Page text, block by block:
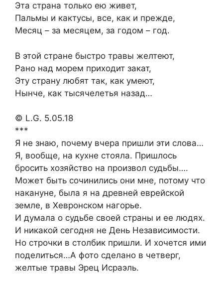
Эта страна только ею живет,
Пальмы и кактусы, все, как и прежде,
Месяц – за месяцем, за годом – год.
В этой стране быстро травы желтеют,
Рано над морем приходит закат,
Эту страну любят так, как умеют,
Нынче, как тысячелетья назад…
© L.G. 5.05.18
***
Я не знаю, почему вчера пришли эти слова…
Я, вообще, на кухне стояла. Пришлось
бросить хозяйство на произвол судьбы….
Может быть сочинились они мне, потому что
накануне, была я на древней еврейской
земле, в Хевронском нагорье.
И думала о судьбе своей страны и ее людях.
И никакой сегодня не День Независимости.
Но строчки в столбик пришли. И хочется ими
поделиться…А фото сделано в четверг,
желтые травы Эрец Исраэль.